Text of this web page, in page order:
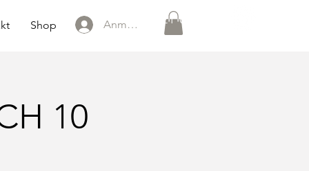
0151 121 096 15
Shop Anmelden
10